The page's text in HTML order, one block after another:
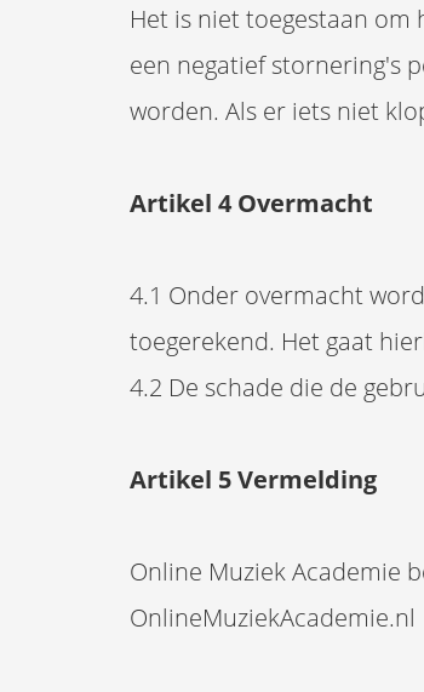
Het is niet toegestaan
een negatief stornering's
worden. Als er iets niet
Artikel 4 Overmacht
4.1 Onder overmacht
toegerekend. Het gaat
4.2 De schade die de
Artikel 5 Vermelding
Online Muziek Academie
OnlineMuziekAcademie.nl